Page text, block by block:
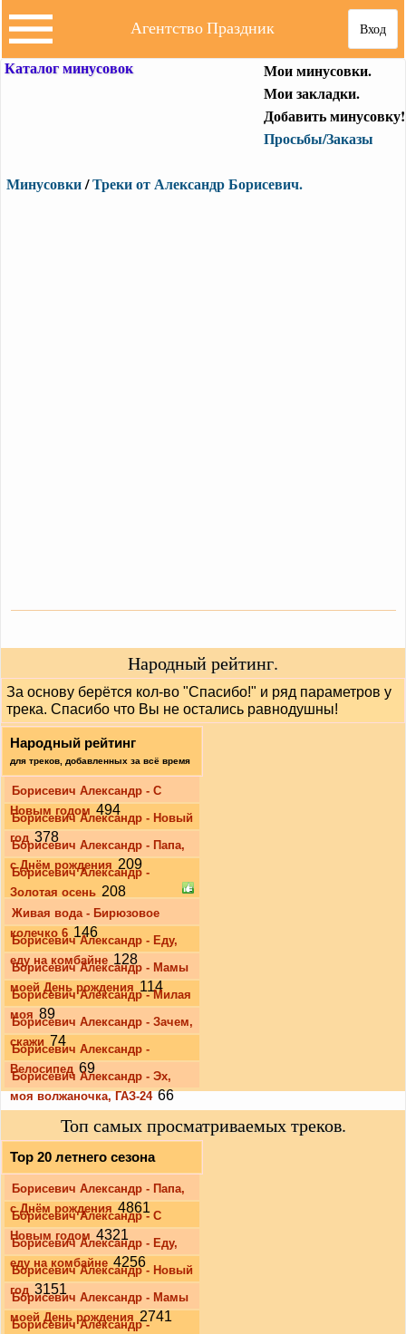
Вход
Агентство Праздник
Каталог минусовок
Мои минусовки.
Мои закладки.
Добавить минусовку!
Просьбы/Заказы
Минусовки/Треки от Александр Борисевич.
Народный рейтинг.
За основу берётся кол-во "Спасибо!" и ряд параметров у
трека. Спасибо что Вы не остались равнодушны!
Народный рейтинг
для треков, добавленных за всё время
Борисевич Александр - С
Новым годом 494
Борисевич Александр - Новый
год 378
Борисевич Александр - Папа,
с Днём рождения 209
Борисевич Александр -
Золотая осень 208
Живая вода - Бирюзовое
колечко 6 146
Борисевич Александр - Еду,
еду на комбайне 128
Борисевич Александр - Мамы
моей День рождения 114
Борисевич Александр - Милая
моя 89
Борисевич Александр - Зачем,
скажи 74
Борисевич Александр -
Велосипед 69
Борисевич Александр - Эх,
моя волжаночка, ГАЗ-2466
Топ самых просматриваемых треков.
Top 20 летнего сезона
Борисевич Александр - Папа,
с Днём рождения 4861
Борисевич Александр - С
Новым годом 4321
Борисевич Александр - Еду,
еду на комбайне 4256
Борисевич Александр - Новый
год 3151
Борисевич Александр - Мамы
моей День рождения 2741
Борисевич Александр -